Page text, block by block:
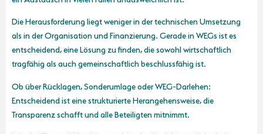
Die Herausforderung liegt weniger in der technischen Umsetzung
als in der Organisation und Finanzierung. Gerade in WEGs ist es
entscheidend, eine Lösung zu finden, die sowohl wirtschaftlich
tragfähig als auch gemeinschaftlich beschlussfähig ist.
Ob über Rücklagen, Sonderumlage oder WEG-Darlehen:
Entscheidend ist eine strukturierte Herangehensweise, die
Transparenz schafft und alle Beteiligten mitnimmt.